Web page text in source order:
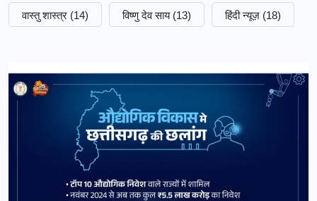
वास्तु शास्त्र (14) विष्णु देव साय (13) हिंदी न्यूज़ (18)